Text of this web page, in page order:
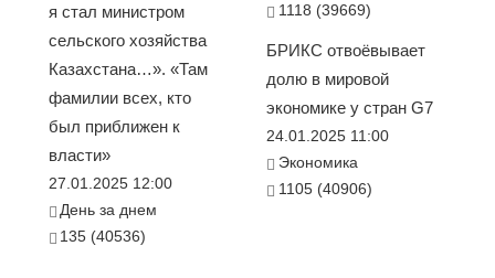
я стал министром
сельского хозяйства
Казахстана…». «Там
фамилии всех, кто
был приближен к
власти»
27.01.2025 12:00
День за днем
135 (40536)
1118 (39669)
БРИКС отвоёвывает
долю в мировой
экономике у стран G7
24.01.2025 11:00
Экономика
1105 (40906)